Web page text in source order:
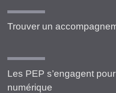
Trouver un
Les PEP s’engagent
numérique